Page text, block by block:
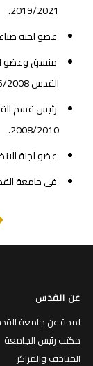
2019/2021.
عضو لجنة
منسق وعضو
القدس 2006/2008، 2015/2018.
رئيس قسم
2008/2010.
عضو لجنة
في جامعة
عن القدس
لمحة عن جامعة
مكتب رئيس الجامعة
المتاحف والمراكز